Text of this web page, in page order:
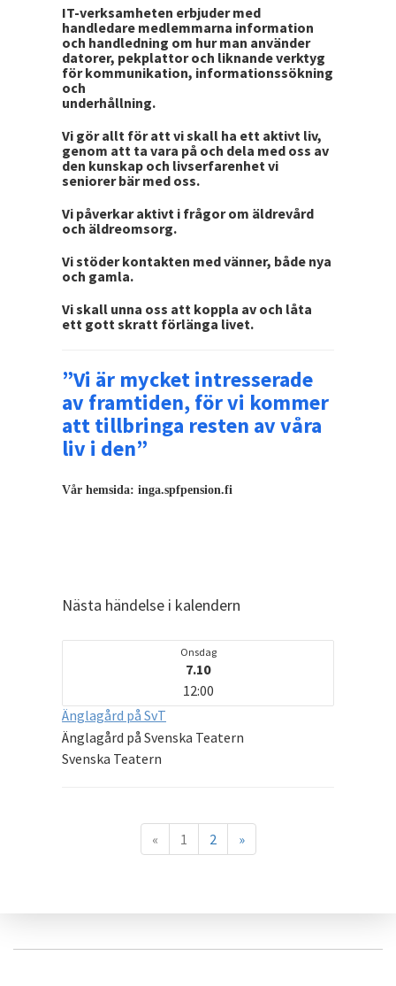
IT-verksamheten erbjuder med
handledare medlemmarna information
och handledning om hur man använder
datorer, pekplattor och liknande verktyg
för kommunikation, informationssökning
och
underhållning.
Vi gör allt för att vi skall ha ett aktivt liv,
genom att ta vara på och dela med oss av
den kunskap och livserfarenhet vi
seniorer bär med oss.
Vi påverkar aktivt i frågor om äldrevård
och äldreomsorg.
Vi stöder kontakten med vänner, både nya
och gamla.
Vi skall unna oss att koppla av och låta
ett gott skratt förlänga livet.
”Vi är mycket intresserade
av framtiden, för vi kommer
att tillbringa resten av våra
liv i den”
Vår hemsida: inga.spfpension.fi
Nästa händelse i kalendern
Onsdag
7.10
12:00
Änglagård på SvT
Änglagård på Svenska Teatern
Svenska Teatern
« 1 2 »